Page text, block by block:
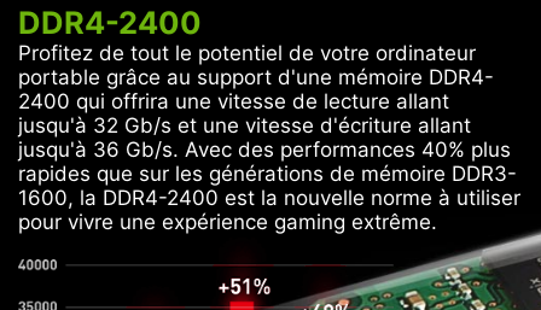
DDR4-2400
Profitez de tout le potentiel de votre ordinateur
portable grâce au support d'une mémoire DDR4-
2400 qui offrira une vitesse de lecture allant
jusqu'à 32 Gb/s et une vitesse d'écriture allant
jusqu'à 36 Gb/s. Avec des performances 40% plus
rapides que sur les générations de mémoire DDR3-
1600, la DDR4-2400 est la nouvelle norme à utiliser
pour vivre une expérience gaming extrême.